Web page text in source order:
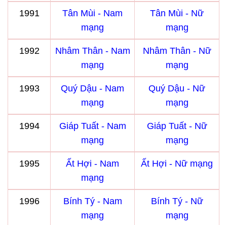
1991
Tân Mùi - Nam
mạng
Tân Mùi - Nữ
mạng
1992
Nhâm Thân - Nam
mạng
Nhâm Thân - Nữ
mạng
1993
Quý Dậu - Nam
mạng
Quý Dậu - Nữ
mạng
1994
Giáp Tuất - Nam
mạng
Giáp Tuất - Nữ
mạng
1995
Ất Hợi - Nam
mạng
Ất Hợi - Nữ mạng
1996
Bính Tý - Nam
mạng
Bính Tý - Nữ
mạng